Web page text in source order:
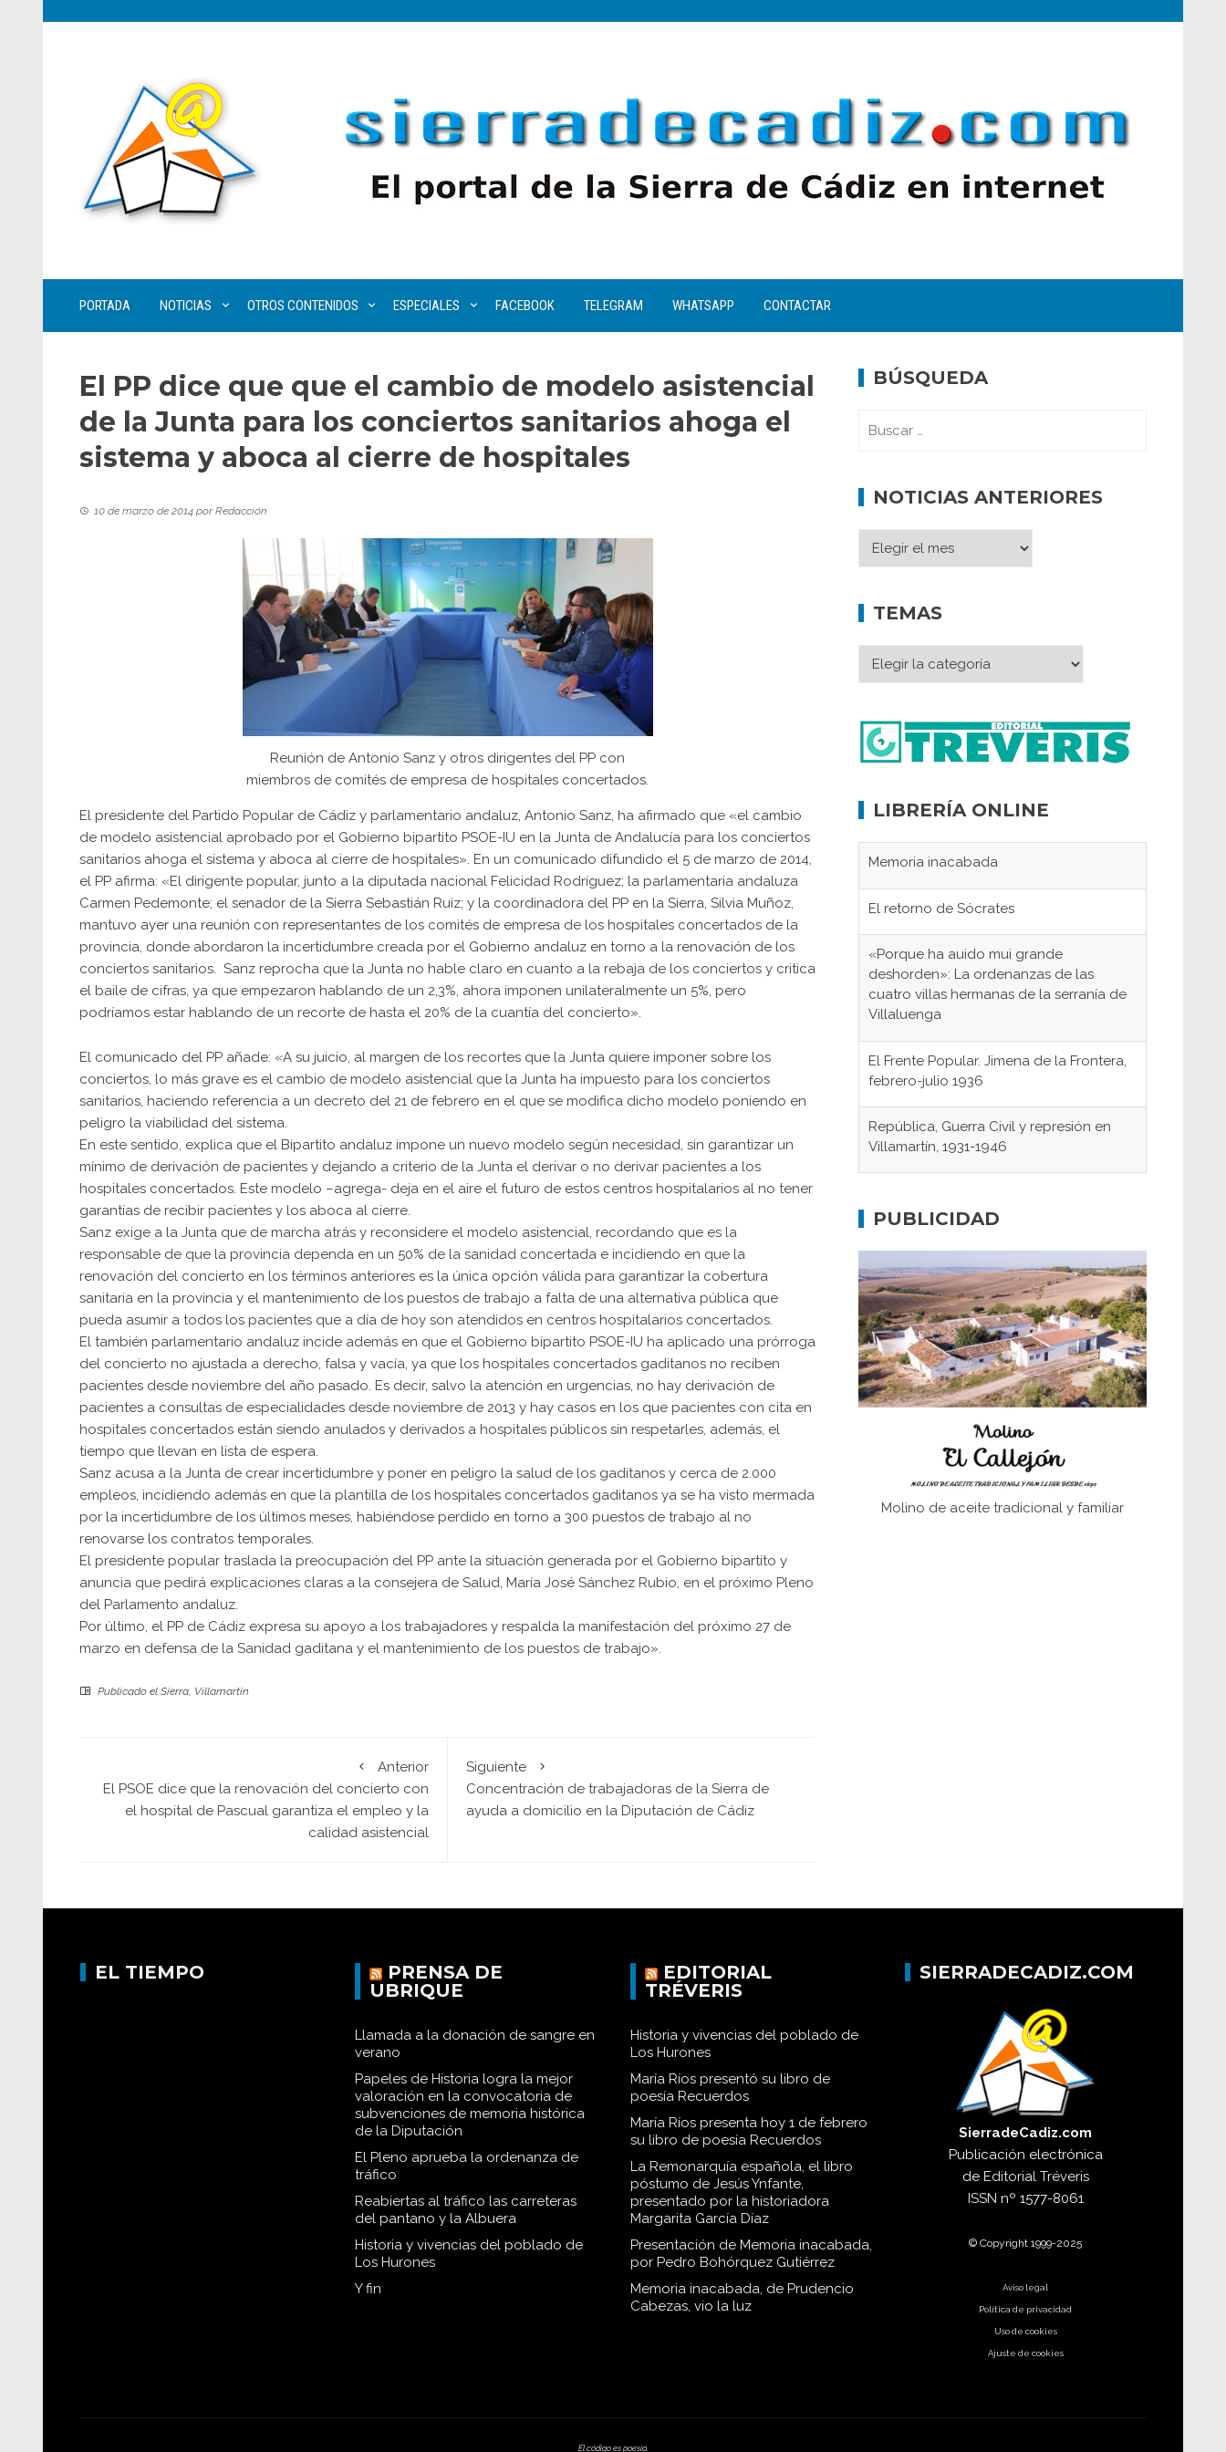
PORTADA NOTICIAS OTROS CONTENIDOS ESPECIALES FACEBOOK TELEGRAM WHATSAPP CONTACTAR
El PP dice que que el cambio de modelo asistencial
de la Junta para los conciertos sanitarios ahoga el
sistema y aboca al cierre de hospitales
10 de marzo de 2014 porRedacción
Reunión de Antonio Sanz y otros dirigentes del PP con
miembros de comités de empresa de hospitales concertados.
El presidente del Partido Popular de Cádiz y parlamentario andaluz, Antonio Sanz, ha afirmado que «el cambio
de modelo asistencial aprobado por el Gobierno bipartito PSOE-IU en la Junta de Andalucía para los conciertos
sanitarios ahoga el sistema y aboca al cierre de hospitales». En un comunicado difundido el 5 de marzo de 2014,
el PP afirma: «El dirigente popular, junto a la diputada nacional Felicidad Rodríguez; la parlamentaria andaluza
Carmen Pedemonte; el senador de la Sierra Sebastián Ruiz; y la coordinadora del PP en la Sierra, Silvia Muñoz,
mantuvo ayer una reunión con representantes de los comités de empresa de los hospitales concertados de la
provincia, donde abordaron la incertidumbre creada por el Gobierno andaluz en torno a la renovación de los
conciertos sanitarios. Sanz reprocha que la Junta no hable claro en cuanto a la rebaja de los conciertos y critica
el baile de cifras, ya que empezaron hablando de un 2,3%, ahora imponen unilateralmente un 5%, pero
podríamos estar hablando de un recorte de hasta el 20% de la cuantía del concierto».
El comunicado del PP añade: «A su juicio, al margen de los recortes que la Junta quiere imponer sobre los
conciertos, lo más grave es el cambio de modelo asistencial que la Junta ha impuesto para los conciertos
sanitarios, haciendo referencia a un decreto del 21 de febrero en el que se modifica dicho modelo poniendo en
peligro la viabilidad del sistema.
En este sentido, explica que el Bipartito andaluz impone un nuevo modelo según necesidad, sin garantizar un
mínimo de derivación de pacientes y dejando a criterio de la Junta el derivar o no derivar pacientes a los
hospitales concertados. Este modelo –agrega- deja en el aire el futuro de estos centros hospitalarios al no tener
garantías de recibir pacientes y los aboca al cierre.
Sanz exige a la Junta que de marcha atrás y reconsidere el modelo asistencial, recordando que es la
responsable de que la provincia dependa en un 50% de la sanidad concertada e incidiendo en que la
renovación del concierto en los términos anteriores es la única opción válida para garantizar la cobertura
sanitaria en la provincia y el mantenimiento de los puestos de trabajo a falta de una alternativa pública que
pueda asumir a todos los pacientes que a día de hoy son atendidos en centros hospitalarios concertados.
El también parlamentario andaluz incide además en que el Gobierno bipartito PSOE-IU ha aplicado una prórroga
del concierto no ajustada a derecho, falsa y vacía, ya que los hospitales concertados gaditanos no reciben
pacientes desde noviembre del año pasado. Es decir, salvo la atención en urgencias, no hay derivación de
pacientes a consultas de especialidades desde noviembre de 2013 y hay casos en los que pacientes con cita en
hospitales concertados están siendo anulados y derivados a hospitales públicos sin respetarles, además, el
tiempo que llevan en lista de espera.
Sanz acusa a la Junta de crear incertidumbre y poner en peligro la salud de los gaditanos y cerca de 2.000
empleos, incidiendo además en que la plantilla de los hospitales concertados gaditanos ya se ha visto mermada
por la incertidumbre de los últimos meses, habiéndose perdido en torno a 300 puestos de trabajo al no
renovarse los contratos temporales.
El presidente popular traslada la preocupación del PP ante la situación generada por el Gobierno bipartito y
anuncia que pedirá explicaciones claras a la consejera de Salud, María José Sánchez Rubio, en el próximo Pleno
del Parlamento andaluz.
Por último, el PP de Cádiz expresa su apoyo a los trabajadores y respalda la manifestación del próximo 27 de
marzo en defensa de la Sanidad gaditana y el mantenimiento de los puestos de trabajo».
Publicado el Sierra, Villamartín
Anterior
El PSOE dice que la renovación del concierto con
el hospital de Pascual garantiza el empleo y la
calidad asistencial
Siguiente
Concentración de trabajadoras de la Sierra de
ayuda a domicilio en la Diputación de Cádiz
BÚSQUEDA
NOTICIAS ANTERIORES
TEMAS
LIBRERÍA ONLINE
Memoria inacabada
El retorno de Sócrates
«Porque ha auido mui grande
deshorden»: La ordenanzas de las
cuatro villas hermanas de la serranía de
Villaluenga
El Frente Popular. Jimena de la Frontera,
febrero-julio 1936
República, Guerra Civil y represión en
Villamartín, 1931-1946
concentración nazis
fundaciones de Bornos
El Frente Popular. Ubrique, febrero-julio
1936
Juntar las letras. La alfabetización en el
campo: del afán de saber a la
Historia y vivencias del poblado de Los
PUBLICIDAD
Molino de aceite tradicional y familiar
EL TIEMPO
PRENSA DE
UBRIQUE
Llamada a la donación de sangre en
verano
Papeles de Historia logra la mejor
valoración en la convocatoria de
subvenciones de memoria histórica
de la Diputación
El Pleno aprueba la ordenanza de
tráfico
Reabiertas al tráfico las carreteras
del pantano y la Albuera
Historia y vivencias del poblado de
Los Hurones
Y fin
EDITORIAL
TRÉVERIS
Historia y vivencias del poblado de
Los Hurones
María Ríos presentó su libro de
poesía Recuerdos
María Ríos presenta hoy 1 de febrero
su libro de poesía Recuerdos
La Remonarquía española, el libro
póstumo de Jesús Ynfante,
presentado por la historiadora
Margarita García Díaz
Presentación de Memoria inacabada,
por Pedro Bohórquez Gutiérrez
Memoria inacabada, de Prudencio
Cabezas, vio la luz
SIERRADECADIZ.COM
SierradeCadiz.com
Publicación electrónica
de Editorial Tréveris
ISSN nº 1577-8061
© Copyright 1999-2025
Aviso legal
Política de privacidad
Uso de cookies
Ajuste de cookies
El código es poesía.